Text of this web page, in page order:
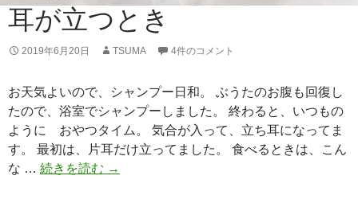
耳が立つとき
2019年6月20日 TSUMA 4件のコメント
お天気よいので、シャンプー日和。 ぶうたのお腹も回復し
たので、浴室でシャンプーしました。 終わると、いつもの
ように おやつタイム。 気合が入って、立ち耳になってま
す。 最初は、片耳だけ立ってました。 食べるときは、こん
な … 続きを読む 耳
→